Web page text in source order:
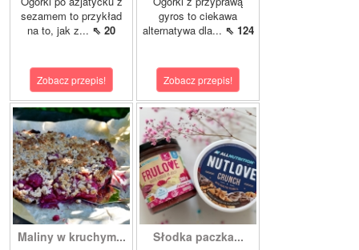
sezamem to przykład
na to, jak z... ⇖ 20
Zobacz przepis!
gyros to ciekawa
alternatywa dla... ⇖ 124
Zobacz przepis!
Maliny w kruchym... Słodka paczka...